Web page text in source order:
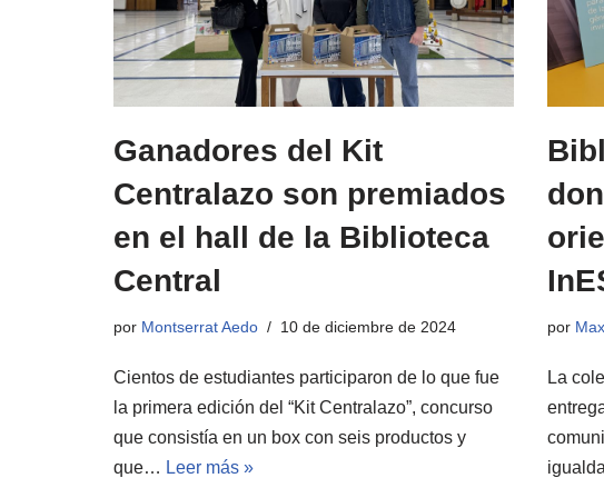
Ganadores del Kit
Centralazo son premiados
en el hall de la Biblioteca
Central
por Montserrat Aedo 10 de diciembre de 2024
Cientos de estudiantes participaron de lo que fue
la primera edición del “Kit Centralazo”, concurso
que consistía en un box con seis productos y
que… Leer más »
por
La